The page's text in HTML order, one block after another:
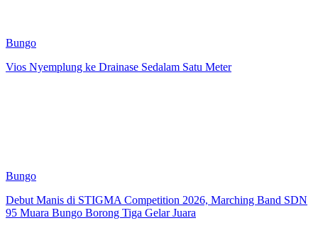
Bungo
Vios Nyemplung ke Drainase Sedalam Satu Meter
Bungo
Debut Manis di STIGMA Competition 2026, Marching Band SDN
95 Muara Bungo Borong Tiga Gelar Juara